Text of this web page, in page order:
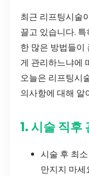
최근 리프팅시술
끌고 있습니다. 특
한 많은 방법들이
게 관리하느냐에
오늘은 리프팅시
의사항에 대해 알
1. 시술 직후
시술 후 최
만지지 마세